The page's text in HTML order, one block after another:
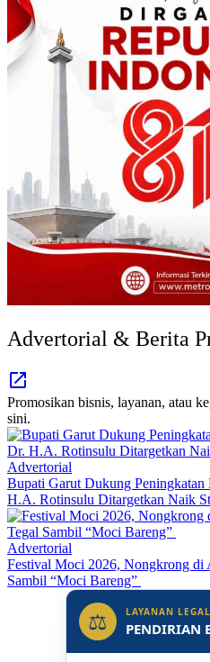
Advertorial & Berita
Promosikan bisnis, layanan, atau
sini.
Advertorial
Bupati Garut Dukung
H.A. Rotinsulu Ditargetkan Naik
Advertorial
Festival Moci 2026, Nongkrong di
Sambil “Moci Bareng”
⚖ LAYANAN
PENDIRIAN